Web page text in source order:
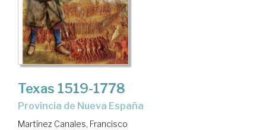
Texas 1519-1778
Provincia de Nueva España
Martínez Canales, Francisco